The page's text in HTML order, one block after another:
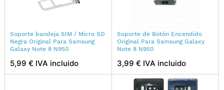
Soporte bandeja SIM / Micro SD
Negra Original Para Samsung
Galaxy Note 8 N950
5,99 € IVA incluido
Soporte de Botón Encendido
Original Para Samsung Galaxy
Note 8 N950
3,99 € IVA incluido